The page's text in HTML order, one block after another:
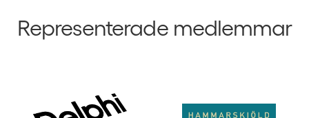
Representerade medlemmar